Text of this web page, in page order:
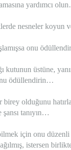
yardımcı
nesneler koyun
onu
üstüne,
ödüllendirin…
birey olduğunu
tanıyın…
için onu
istersen